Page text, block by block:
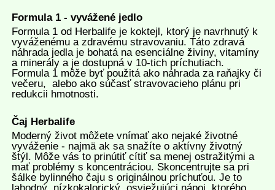
Formula 1 - vyvážené jedlo
Formula 1 od Herbalife je koktejl, ktorý je navrhnutý k
vyváženému a zdravému stravovaniu. Táto zdravá
náhrada jedla je bohatá na esenciálne živiny, vitamíny
a minerály a je dostupná v 10-tich príchutiach.
Formula 1 môže byť použitá ako náhrada za raňajky či
večeru, alebo ako súčasť stravovacieho plánu pri
redukcii hmotnosti.
Čaj Herbalife
Moderný život môžete vnímať ako nejaké životné
vyváženie - najmä ak sa snažíte o aktívny životný
štýl. Môže vás to prinútiť cítiť sa menej ostražitými a
mať problémy s koncentráciou. Skoncentrujte sa pri
šálke bylinného čaju s originálnou príchuťou.Je to